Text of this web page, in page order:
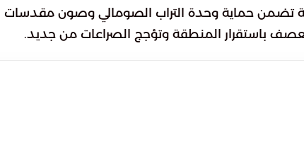
تضمن حماية وحدة التراب الصومالي وصون مقدسات
باستقرار المنطقة وتؤجج الصراعات من جديد.